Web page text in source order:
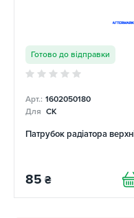
Готово до відправки
Арт.: 1602050180
Для CK
Патрубок радіатора
85 ₴